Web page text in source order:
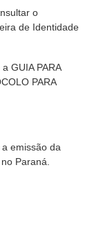
o
de Identidade
GUIA PARA
PARA
emissão da
Paraná.